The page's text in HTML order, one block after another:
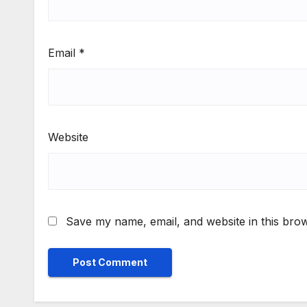
Email *
Website
Save my name, email, and website in this